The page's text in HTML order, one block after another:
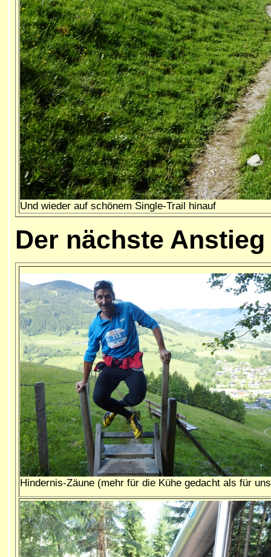
Und wieder auf schönem Single-Trail hinauf
Der nächste
Hindernis-Zäune (mehr für die Kühe gedacht als für